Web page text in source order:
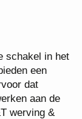
schakel in het
een
dat
aan de
werving &